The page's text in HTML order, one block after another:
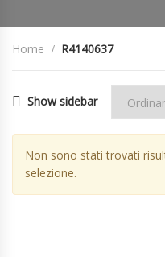
Home R4140637
Show sidebar
Non sono stati trovati
selezione.